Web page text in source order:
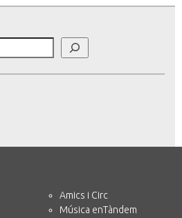
Amics i Circ
Música enTàndem